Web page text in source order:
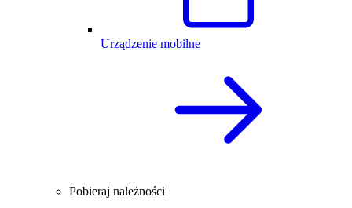
Urządzenie mobilne
Pobieraj należności